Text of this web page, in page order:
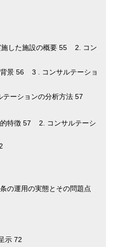
施した施設の概要 55 2. コン
景 56 3 . コンサルテーショ
ーションの分析方法 57
的特徴 57 2. コンサルテーシ
の運用の実態とその問題点
示 72